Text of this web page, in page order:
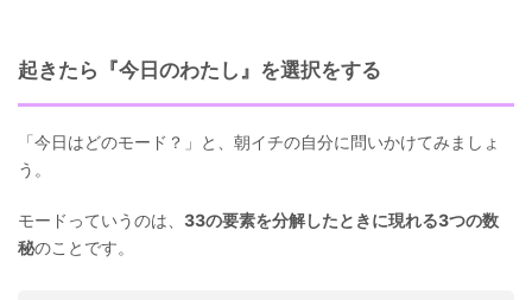
起きたら『今日のわたし』を選択をする
「今日はどのモード？」と、朝イチの自分に問いかけてみましょ
う。
モードっていうのは、 33の要素を分解したときに現れる3つの数
秘のことです。